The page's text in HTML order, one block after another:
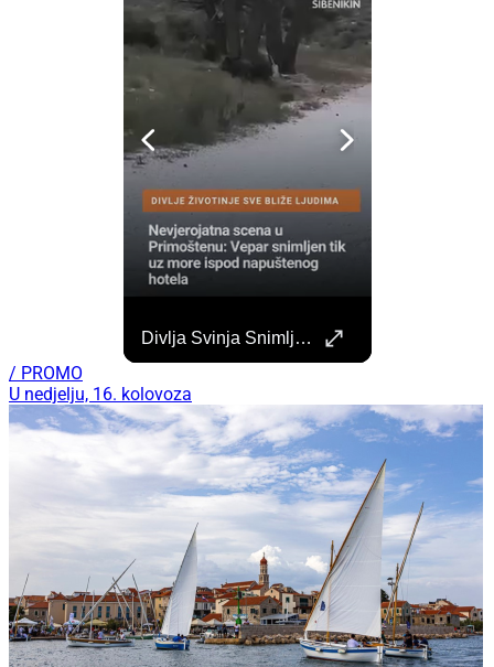
Divlja Svinja Snimljena Uz More U Primoštenu
/ PROMO
U nedjelju, 16. kolovoza